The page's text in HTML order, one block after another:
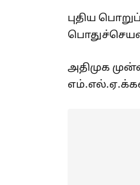
புதிய
அதிமுக